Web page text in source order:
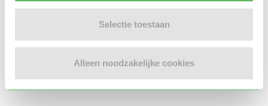
Selectie toestaan
Alleen noodzakelijke cookies